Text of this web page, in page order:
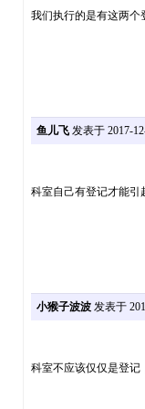
我们执行的是有这两个
鱼儿飞发表于 2017-
科室自己有登记才能引
小猴子波波发表于
科室不应该仅仅是登记